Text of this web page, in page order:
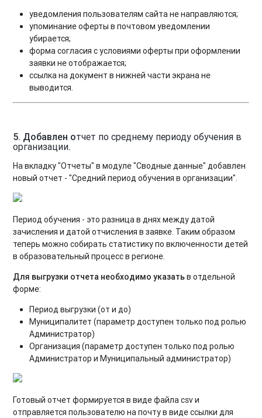
уведомления пользователям сайта не направляются;
упоминание оферты в почтовом уведомлении
убирается;
форма согласия с условиями оферты при оформлении
заявки не отображается;
ссылка на документ в нижней части экрана не
выводится.
5. Добавлен отчет по среднему периоду обучения в
организации.
На вкладку "Отчеты" в модуле "Сводные данные" добавлен
новый отчет - "Средний период обучения в организации".
Период обучения - это разница в днях между датой
зачисления и датой отчисления в заявке. Таким образом
теперь можно собирать статистику по включенности детей
в образовательный процесс в регионе.
Для выгрузки отчета необходимо указатьв отдельной
форме:
Период выгрузки (от и до)
Муниципалитет (параметр доступен только под ролью
Администратор)
Организация (параметр доступен только под ролью
Администратор и Муниципальный администратор)
Готовый отчет формируется в виде файла csv и
отправляется пользователю на почту в виде ссылки для